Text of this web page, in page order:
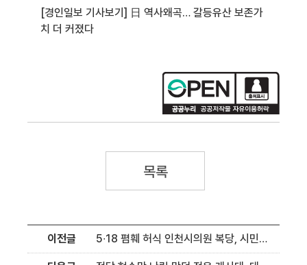
[경인일보 기사보기] 日 역사왜곡… 갈등유산 보존가
치 더 커졌다
목록
이전글 5∙18 폄훼 허식 인천시의원 복당, 시민단체 “복당 취소”vs국힘 인천시당 “합법∙공정 절차”